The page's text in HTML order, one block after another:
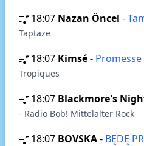
18:07 Nazan Öncel -
Taptaze
18:07 Kimsé- Promesse
Tropiques
18:07 Blackmore's
- Radio Bob! Mittelalter Rock
18:07 BOVSKA- BĘDĘ